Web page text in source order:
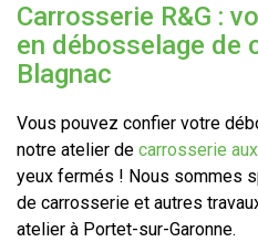
Carrosserie R&G :
en débosselage de
Blagnac
Vous pouvez confier votre
notre atelier de carrosserie
yeux fermés ! Nous sommes
de carrosserie et autres
atelier à Portet-sur-Garonne.